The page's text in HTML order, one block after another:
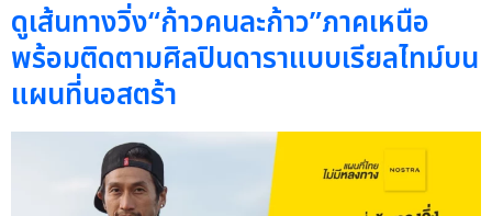
ดูเส้นทางวิ่ง“ก้าวคนละก้าว”ภาคเหนือ
พร้อมติดตามศิลปินดาราแบบเรียลไทม์บน
แผนที่นอสตร้า